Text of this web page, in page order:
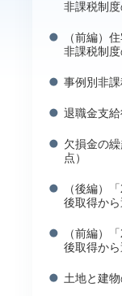
非課税制度
（前編）
非課税制度
事例別非
退職金支
欠損金の
点）
（後編）
後取得から
（前編）
後取得から
土地と建